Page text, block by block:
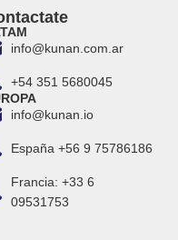
info@kunan.com.ar
+54 351 5680045
info@kunan.io
España +56 9 75786186
Francia: +33 6
09531753